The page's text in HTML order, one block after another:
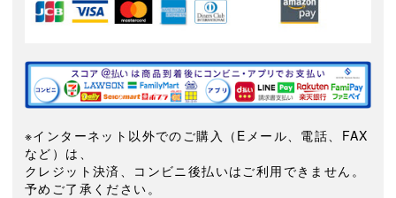
※インターネット以外でのご購入（Eメール、電話、FAX
など）は、
クレジット決済、コンビニ後払いはご利用できません。
予めご了承ください。